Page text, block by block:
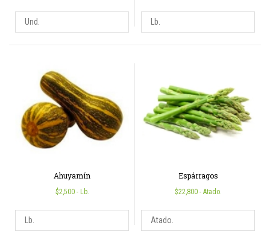
Ahuyamín
$2,500 - Lb.
Espárragos
$22,800 - Atado.